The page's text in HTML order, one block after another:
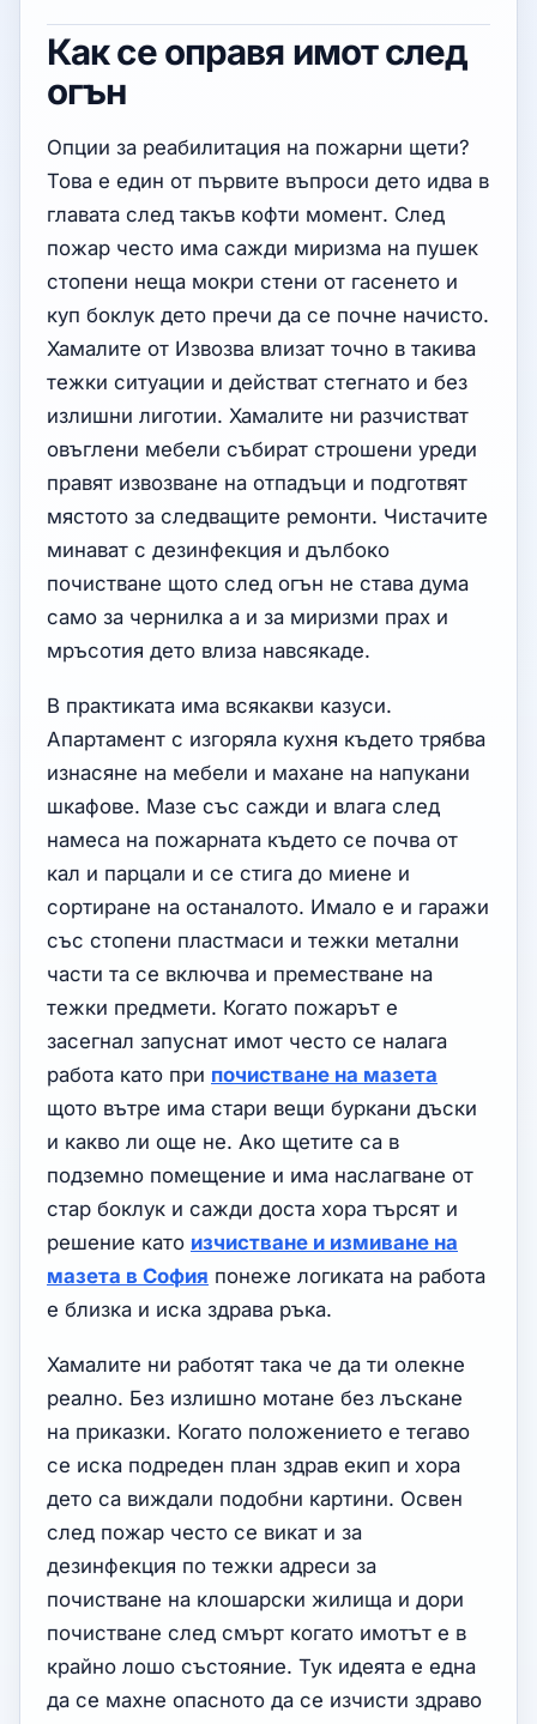
Как се оправя имот след
огън
Опции за реабилитация на пожарни щети?
Това е един от първите въпроси дето идва в
главата след такъв кофти момент. След
пожар често има сажди миризма на пушек
стопени неща мокри стени от гасенето и
куп боклук дето пречи да се почне начисто.
Хамалите от Извозва влизат точно в такива
тежки ситуации и действат стегнато и без
излишни лиготии. Хамалите ни разчистват
овъглени мебели събират строшени уреди
правят извозване на отпадъци и подготвят
мястото за следващите ремонти. Чистачите
минават с дезинфекция и дълбоко
почистване щото след огън не става дума
само за чернилка а и за миризми прах и
мръсотия дето влиза навсякаде.
В практиката има всякакви казуси.
Апартамент с изгоряла кухня където трябва
изнасяне на мебели и махане на напукани
шкафове. Мазе със сажди и влага след
намеса на пожарната където се почва от
кал и парцали и се стига до миене и
сортиране на останалото. Имало е и гаражи
със стопени пластмаси и тежки метални
части та се включва и преместване на
тежки предмети. Когато пожарът е
засегнал запуснат имот често се налага
работа като при почистване на мазета
щото вътре има стари вещи буркани дъски
и какво ли още не. Ако щетите са в
подземно помещение и има наслагване от
стар боклук и сажди доста хора търсят и
решение като изчистване и измиване на
мазета в София понеже логиката на работа
е близка и иска здрава ръка.
Хамалите ни работят така че да ти олекне
реално. Без излишно мотане без лъскане
на приказки. Когато положението е тегаво
се иска подреден план здрав екип и хора
дето са виждали подобни картини. Освен
след пожар често се викат и за
дезинфекция по тежки адреси за
почистване на клошарски жилища и дори
почистване след смърт когато имотът е в
крайно лошо състояние. Тук идеята е една
да се махне опасното да се изчисти здраво